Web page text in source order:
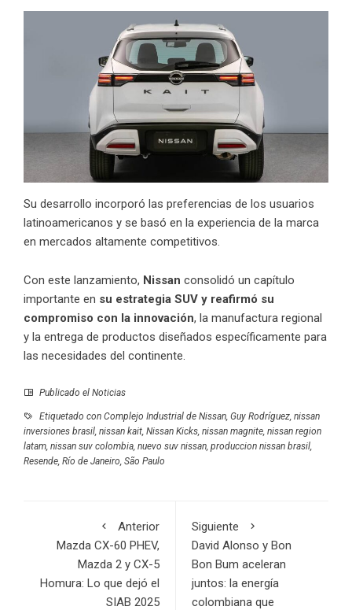
Su desarrollo incorporó las preferencias de los usuarios
latinoamericanos y se basó en la experiencia de la marca
en mercados altamente competitivos.
Con este lanzamiento, Nissan consolidó un capítulo
importante en su estrategia SUV y reafirmó su
compromiso con la innovación, la manufactura regional
y la entrega de productos diseñados específicamente para
las necesidades del continente.
Publicado el Noticias
Etiquetado con Complejo Industrial de Nissan, Guy Rodríguez, nissan
inversiones brasil, nissan kait, Nissan Kicks, nissan magnite, nissan region
latam, nissan suv colombia, nuevo suv nissan, produccion nissan brasil,
Resende, Río de Janeiro, São Paulo
Anterior
Mazda CX-60 PHEV,
Mazda 2 y CX-5
Homura: Lo que dejó el
SIAB 2025
Siguiente
David Alonso y Bon
Bon Bum aceleran
juntos: la energía
colombiana que